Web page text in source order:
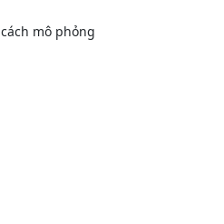
mô phỏng